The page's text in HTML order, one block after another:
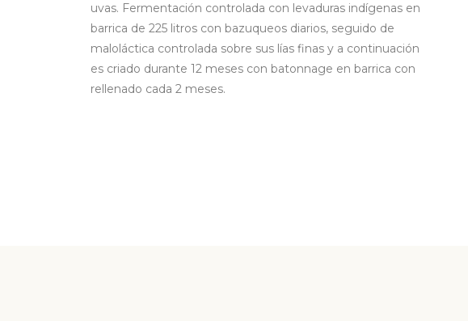
uvas. Fermentación controlada con levaduras indígenas en
barrica de 225 litros con bazuqueos diarios, seguido de
maloláctica controlada sobre sus lías finas y a continuación
es criado durante 12 meses con batonnage en barrica con
rellenado cada 2 meses.